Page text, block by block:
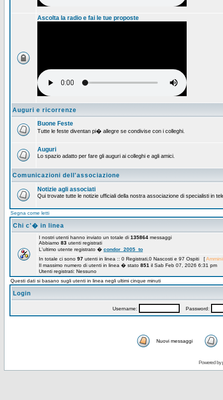
Ascolta la radio e fai le tue proposte
Auguri e ricorrenze
Buone Feste
Tutte le feste diventan pi� allegre se condivise con i colleghi.
Auguri
Lo spazio adatto per fare gli auguri ai colleghi e agli amici.
Comunicazioni dell'associazione
Notizie agli associati
Qui trovate tutte le notizie ufficiali della nostra associazione di specialisti in
Segna come letti
Chi c'� in linea
I nostri utenti hanno inviato un totale di 135864 messaggi
Abbiamo 83 utenti registrati
L'ultimo utente registrato � condor_2005_to
In totale ci sono 97 utenti in linea :: 0 Registrati,0 Nascosti e 97 Ospiti [
Il massimo numero di utenti in linea � stato 851 il Sab Feb 07, 2026 6:31 pm
Utenti registrati: Nessuno
Questi dati si basano sugli utenti in linea negli ultimi cinque minuti
Login
Username: Password:
Nuovi messaggi
Powered by